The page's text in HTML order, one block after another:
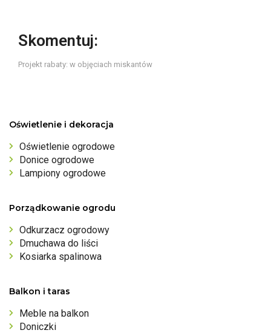
Skomentuj:
Projekt rabaty: w objęciach miskantów
Oświetlenie i dekoracja
Oświetlenie ogrodowe
Donice ogrodowe
Lampiony ogrodowe
Porządkowanie ogrodu
Odkurzacz ogrodowy
Dmuchawa do liści
Kosiarka spalinowa
Balkon i taras
Meble na balkon
Doniczki